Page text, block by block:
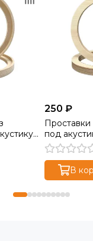
250 ₽
под
В